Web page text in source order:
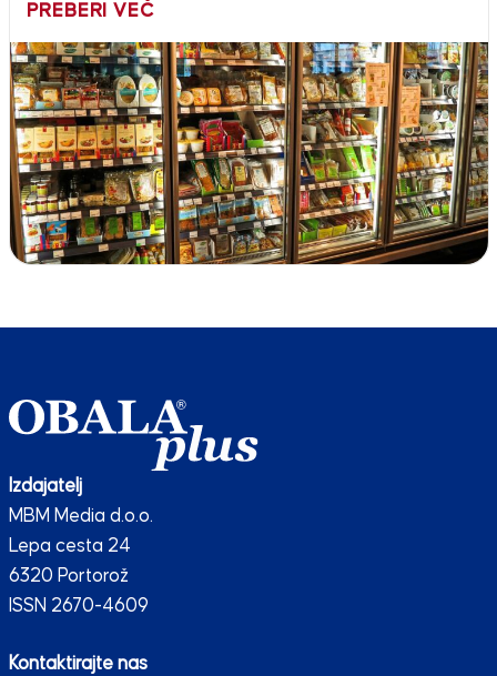
PREBERI VEČ
Izdajatelj
MBM Media d.o.o.
Lepa cesta 24
6320 Portorož
ISSN 2670-4609
Kontaktirajte nas